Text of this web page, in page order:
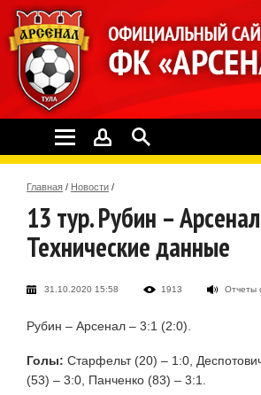
Главная / Новости /
13 тур. Рубин –
Технические данные
31.10.2020 15:58 1913 Отчеты
Рубин – Арсенал – 3:1 (2:0).
Голы: Старфельт (20) – 1:0,
(53) – 3:0, Панченко (83) – 3:1.